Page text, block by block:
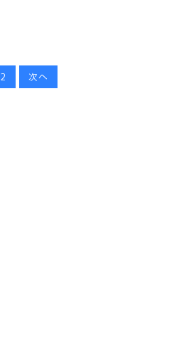
2 次へ